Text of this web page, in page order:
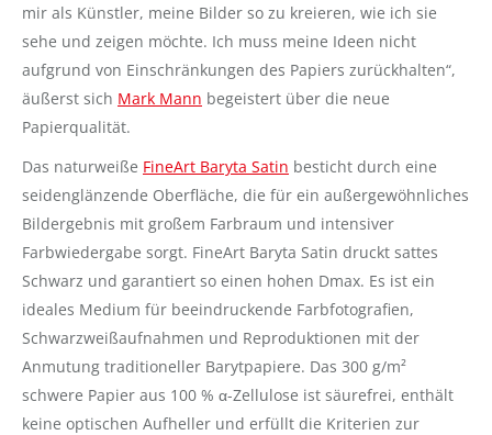
mir als Künstler, meine Bilder so zu kreieren, wie ich sie
sehe und zeigen möchte. Ich muss meine Ideen nicht
aufgrund von Einschränkungen des Papiers zurückhalten“,
äußerst sich Mark Mann begeistert über die neue
Papierqualität.
Das naturweiße FineArt Baryta Satin besticht durch eine
seidenglänzende Oberfläche, die für ein außergewöhnliches
Bildergebnis mit großem Farbraum und intensiver
Farbwiedergabe sorgt. FineArt Baryta Satin druckt sattes
Schwarz und garantiert so einen hohen Dmax. Es ist ein
ideales Medium für beeindruckende Farbfotografien,
Schwarzweißaufnahmen und Reproduktionen mit der
Anmutung traditioneller Barytpapiere. Das 300 g/m²
schwere Papier aus 100 % α-Zellulose ist säurefrei, enthält
keine optischen Aufheller und erfüllt die Kriterien zur